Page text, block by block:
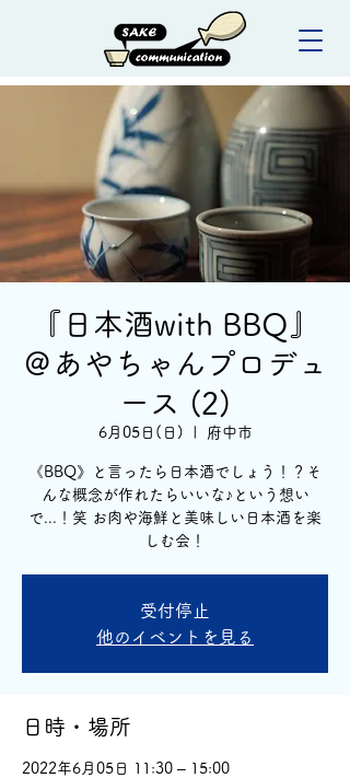
『日本酒with BBQ』
＠あやちゃんプロデュ
ース (2)
6月05日(日) 府中市
《BBQ》と言ったら日本酒でしょう！？そ
んな概念が作れたらいいな♪という想い
で...！笑 お肉や海鮮と美味しい日本酒を楽
しむ会！
受付停止
他のイベントを見る
日時・場所
2022年6月05日 11:30 – 15:00